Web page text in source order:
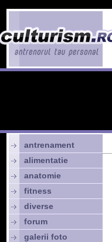
antrenament
alimentatie
anatomie
fitness
diverse
forum
galerii foto